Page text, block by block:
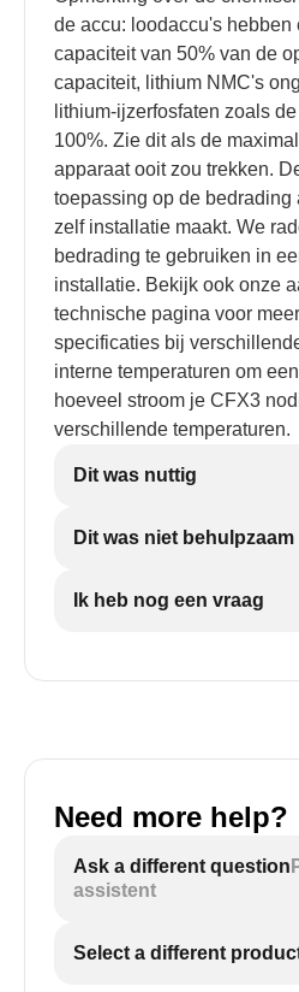
de accu: loodaccu's hebben
capaciteit van 50% van de
capaciteit, lithium NMC's
lithium-ijzerfosfaten zoals
100%. Zie dit als de
apparaat ooit zou trekken.
toepassing op de bedrading
zelf installatie maakt. We
bedrading te gebruiken in
installatie. Bekijk ook onze
technische pagina voor
specificaties bij
interne temperaturen om
hoeveel stroom je CFX3
verschillende temperaturen.
Dit was nuttig
Dit was niet behulpzaam
Ik heb nog een vraag
Need more help?
Ask a different question
assistent
Select a different